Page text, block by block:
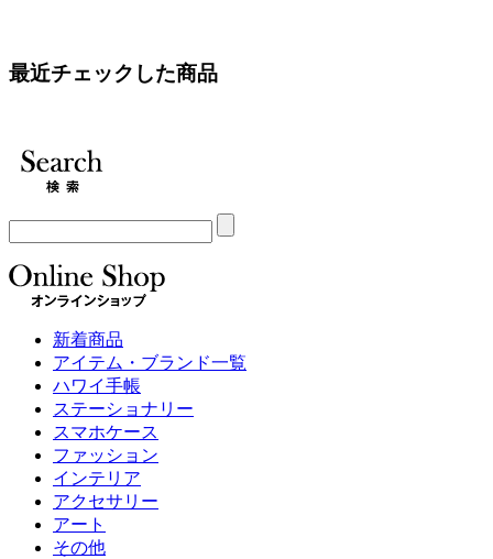
最近チェックした商品
新着商品
アイテム・ブランド一覧
ハワイ手帳
ステーショナリー
スマホケース
ファッション
インテリア
アクセサリー
アート
その他